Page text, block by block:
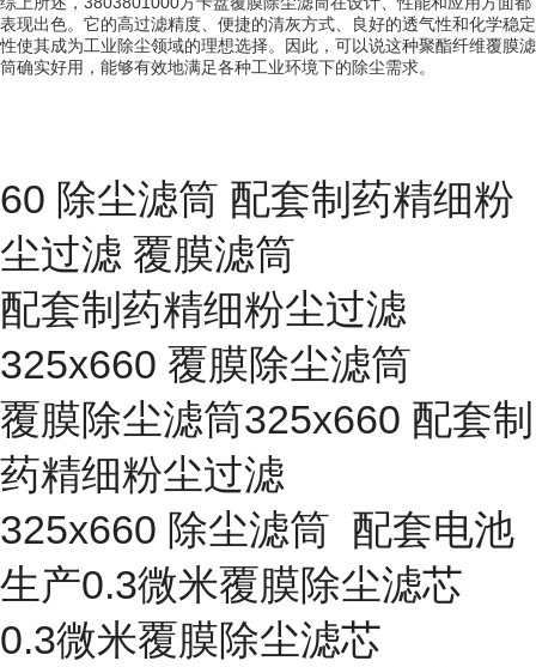
表现出色。它的高过滤精度、便捷的清灰方式、良好的透气性和化学稳定
性使其成为工业除尘领域的理想选择。因此，可以说这种聚酯纤维覆膜滤
筒确实好用，能够有效地满足各种工业环境下的除尘需求。
60 除尘滤筒 配套制药精细粉
尘过滤 覆膜滤筒
配套制药精细粉尘过滤
325x660 覆膜除尘滤筒
覆膜除尘滤筒325x660 配套制
药精细粉尘过滤
325x660 除尘滤筒 配套电池
生产0.3微米覆膜除尘滤芯
0.3微米覆膜除尘滤芯